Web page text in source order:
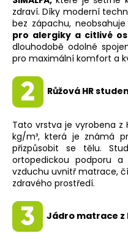
zdraví. Díky moderní
bez zápachu,
pro alergiky a citlivé
dlouhodobě odolné
pro maximální komfort a
Růžová HR
Tato vrstva je vyrobena z
kg/m³, která je známá
přizpůsobit se tělu.
ortopedickou podporu a
vzduchu uvnitř matrace,
zdravého prostředí.
Jádro matrace z